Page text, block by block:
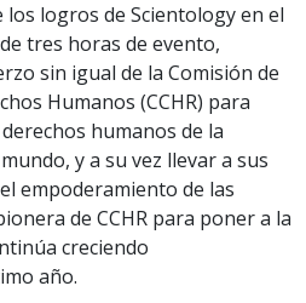
los logros de Scientology en el
tres horas de evento,
sin igual de la Comisión de
Humanos (CCHR) para
humanos de la
y a su vez llevar a sus
empoderamiento de las
de CCHR para poner a la
creciendo
año.